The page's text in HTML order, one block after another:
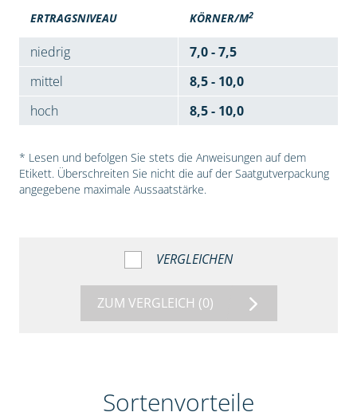
ERTRAGSNIVEAU KÖRNER/M2
niedrig
7,0 - 7,5
mittel
8,5 - 10,0
hoch
8,5 - 10,0
* Lesen und befolgen Sie stets die Anweisungen auf dem
Etikett. Überschreiten Sie nicht die auf der Saatgutverpackung
angegebene maximale Aussaatstärke.
VERGLEICHEN
ZUM VERGLEICH (0)
Sortenvorteile